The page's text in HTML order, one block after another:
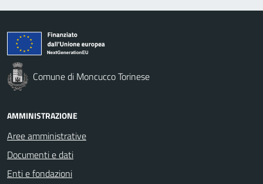
Comune di Moncucco Torinese
AMMINISTRAZIONE
Aree amministrative
Documenti e dati
Enti e fondazioni